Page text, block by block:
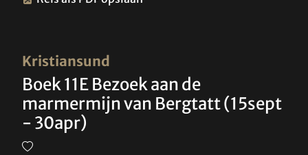
Kristiansund
Boek 11E Bezoek aan de
marmermijn van Bergtatt (15sept
- 30apr)